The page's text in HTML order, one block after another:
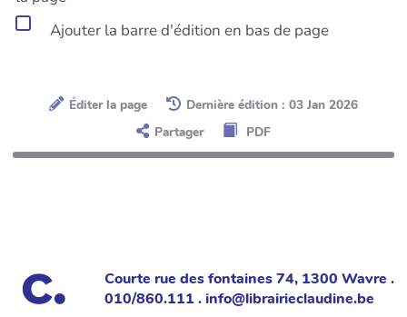
Ajouter la barre d'édition en bas de page
Éditer la page
Dernière édition : 03 Jan 2026
Partager
PDF
Courte rue des fontaines 74, 1300 Wavre .
010/860.111 . info@librairieclaudine.be